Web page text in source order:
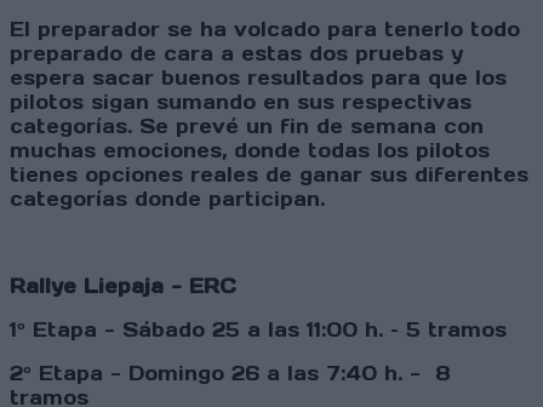
El preparador se ha volcado para tenerlo todo
preparado de cara a estas dos pruebas y
espera sacar buenos resultados para que los
pilotos sigan sumando en sus respectivas
categorías. Se prevé un fin de semana con
muchas emociones, donde todas los pilotos
tienes opciones reales de ganar sus diferentes
categorías donde participan.
Rallye Liepaja - ERC
1º Etapa - Sábado 25 a las 11:00 h. – 5 tramos
2º Etapa - Domingo 26 a las 7:40 h. - 8
tramos